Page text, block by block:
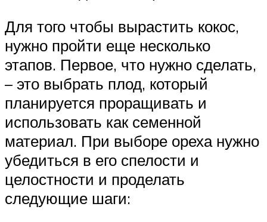
Для того чтобы вырастить кокос,
нужно пройти еще несколько
этапов. Первое, что нужно сделать,
– это выбрать плод, который
планируется проращивать и
использовать как семенной
материал. При выборе ореха нужно
убедиться в его спелости и
целостности и проделать
следующие шаги: